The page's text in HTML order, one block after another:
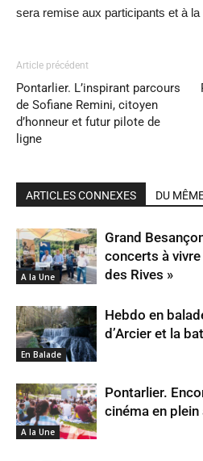
sera remise aux participants et à
Article précédent
Pontarlier. L’inspirant parcours
de Sofiane Remini, citoyen
d’honneur et futur pilote de
ligne
ARTICLES CONNEXES DU
A la Une
Grand
concerts à
des Rives »
En Balade
Hebdo en
d’Arcier et la
A la Une
Pontarlier.
cinéma en